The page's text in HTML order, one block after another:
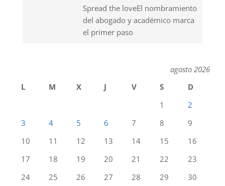
Spread the loveEl nombramiento
del abogado y académico marca
el primer paso
agosto 2026
L
M X J V S
D
1
2
3
4 5 6 7 8
9
10
11 12 13 14 15
16
17
18 19 20 21 22
23
24
25 26 27 28 29
30